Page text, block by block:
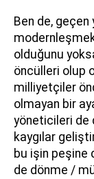
Ben de, geçen
olduğunu
öncülleri olup
milliyetçiler
olmayan bir
yöneticileri de
kaygılar
bu işin peşine
de dönme /